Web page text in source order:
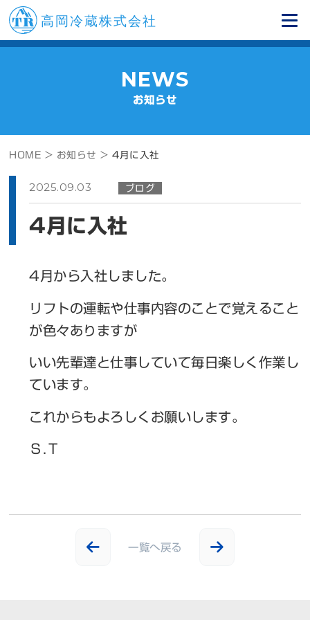
NEWS
お知らせ
HOME > お知らせ >4月に入社
2025.09.03 ブログ
4月に入社
4月から入社しました。
リフトの運転や仕事内容のことで覚えること
が色々ありますが
いい先輩達と仕事していて毎日楽しく作業し
ています。
これからもよろしくお願いします。
Ｓ.Ｔ
一覧へ戻る